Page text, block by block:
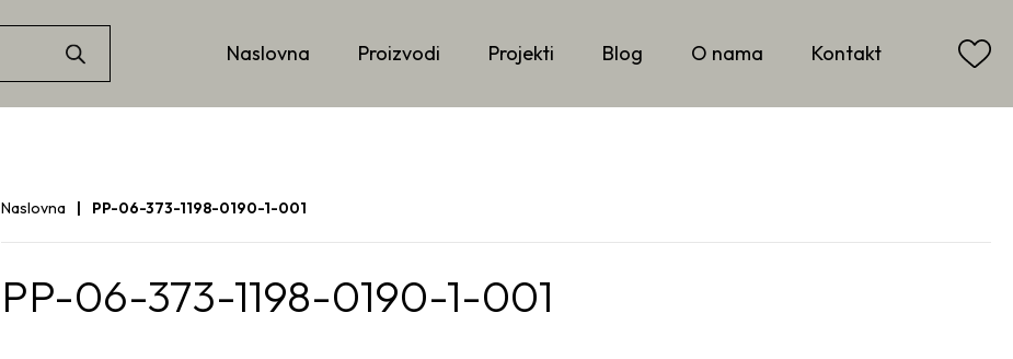
Naslovna Proizvodi Projekti Blog O nama Kontakt
Naslovna PP-06-373-1198-0190-1-001
PP-06-373-1198-0190-1-001